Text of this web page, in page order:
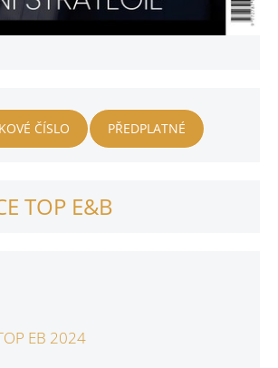
ČÍSLO PŘEDPLATNÉ
TOP E&B
EB 2024